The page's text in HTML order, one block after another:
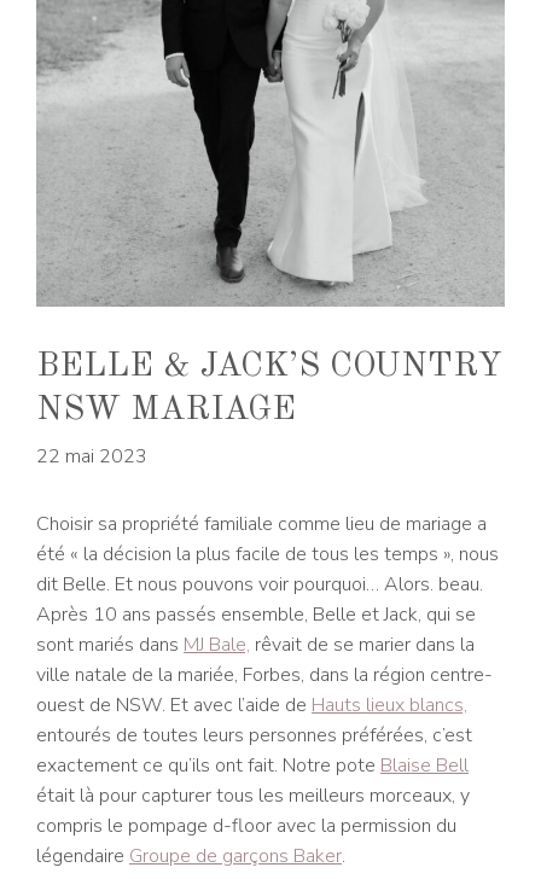
BELLE & JACK’S COUNTRY
NSW MARIAGE
22 mai 2023
Choisir sa propriété familiale comme lieu de mariage a
été « la décision la plus facile de tous les temps », nous
dit Belle. Et nous pouvons voir pourquoi… Alors. beau.
Après 10 ans passés ensemble, Belle et Jack, qui se
sont mariés dans MJ Bale, rêvait de se marier dans la
ville natale de la mariée, Forbes, dans la région centre-
ouest de NSW. Et avec l’aide de Hauts lieux blancs,
entourés de toutes leurs personnes préférées, c’est
exactement ce qu’ils ont fait. Notre pote Blaise Bell
était là pour capturer tous les meilleurs morceaux, y
compris le pompage d-floor avec la permission du
légendaire Groupe de garçons Baker.